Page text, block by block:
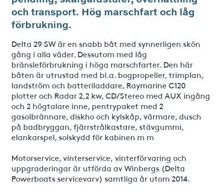
och transport. Hög marschfart och låg
förbrukning.
Delta 29 SW är en snabb båt med synnerligen skön
gång i alla väder. Dessutom med låg
bränsleförbrukning i höga marschfarter. Den här
båten är utrustad med bl.a. bogpropeller, trimplan,
landström och batteriladdare, Raymarine C120
plotter och Radar 2,2 kw, CD/Stereo med AUX ingång
och 2 högtalare inne, pentrypaket med 2
gasolbrännare, diskho och kylskåp, värmare, dusch
på badbryggan, fjärrstrålkastare, stävgummi,
elankarspel, solskydd för kabinen m m
Motorservice, vinterservice, vinterförvaring och
uppgraderingar är utförda av Winbergs (Delta
Powerboats servicevarv) samtliga år utom 2014.